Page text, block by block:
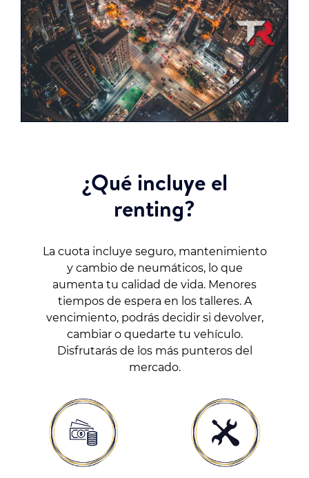
¿Qué incluye el
renting?
La cuota incluye seguro, mantenimiento
y cambio de neumáticos, lo que
aumenta tu calidad de vida. Menores
tiempos de espera en los talleres. A
vencimiento, podrás decidir si devolver,
cambiar o quedarte tu vehículo.
Disfrutarás de los más punteros del
mercado.